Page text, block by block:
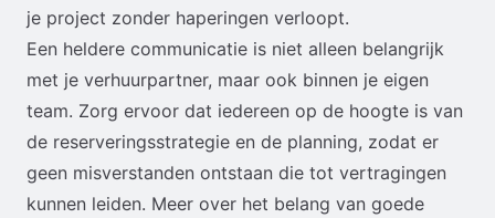
je project zonder haperingen verloopt.
Een heldere communicatie is niet alleen belangrijk
met je verhuurpartner, maar ook binnen je eigen
team. Zorg ervoor dat iedereen op de hoogte is van
de reserveringsstrategie en de planning, zodat er
geen misverstanden ontstaan die tot vertragingen
kunnen leiden. Meer over het belang van goede